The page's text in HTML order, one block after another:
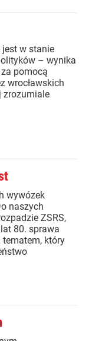
jest w stanie
– wynika
pomocą
wrocławskich
zrozumiale
wywózek
naszych
ZSRS,
80. sprawa
tematem, który